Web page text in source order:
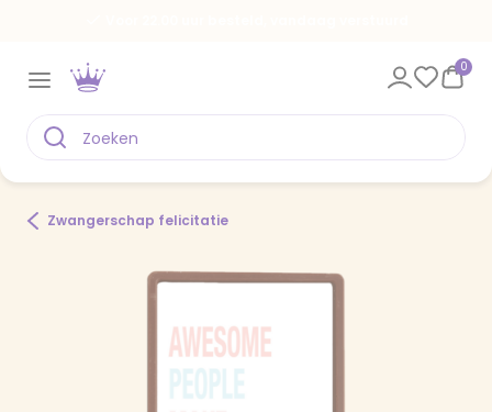
0
Zwangerschap felicitatie